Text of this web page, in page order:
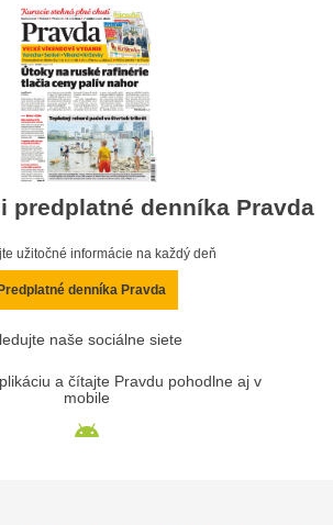
predplatné denníka Pravda
užitočné informácie na každý deň
denníka Pravda
naše sociálne siete
a čítajte Pravdu pohodlne aj v
mobile